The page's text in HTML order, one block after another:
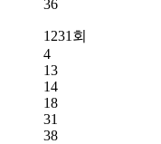
36
1231회
4
13
14
18
31
38